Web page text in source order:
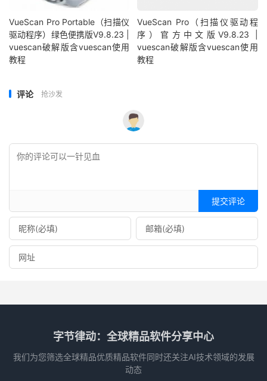
VueScan Pro Portable（扫描仪
驱动程序）绿色便携版V9.8.23 |
vuescan破解版含vuescan使用
教程
VueScan Pro（扫描仪驱动程
序）官方中文版V9.8.23 |
vuescan破解版含vuescan使用
教程
评论 抢沙发
提交评论
字节律动：全球精品软件分享中心
我们为您筛选全球精品优质精品软件同时还关注AI技术领域的发展
动态